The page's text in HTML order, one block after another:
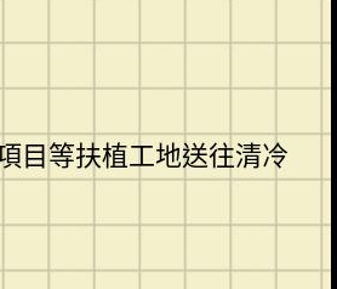
目等扶植工地送往清冷